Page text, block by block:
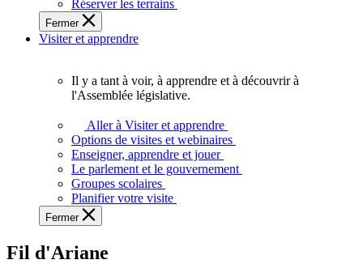
a
besoin
de
Réserver les terrains
Fermer
Visiter et apprendre
voir,
apprendre
et
à
à
Il y a tant à voir, à apprendre et à découvrir à
l'Assemblée législative.
Aller à Visiter et apprendre
Options de visites et webinaires
Enseigner, apprendre et jouer
Le parlement et le gouvernement
Groupes scolaires
Planifier votre visite
Fermer
Fil d'Ariane